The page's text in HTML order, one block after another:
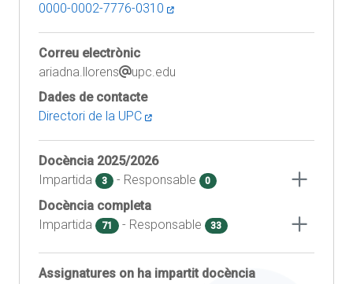
0000-0002-7776-0310
Correu electrònic
ariadna.llorens
upc.edu
Dades de contacte
Directori de la UPC
Docència 2025/2026
Impartida
3 - Responsable 0
Docència completa
Impartida
71 - Responsable 33
Assignatures on ha impartit docència